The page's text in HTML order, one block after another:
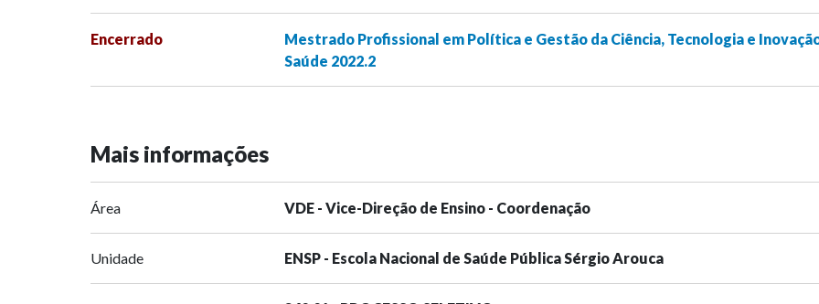
Encerrado
Mestrado Profissional em Política e Gestão da Ciência, Tecnologia e
Saúde 2022.2
Mais informações
Área VDE - Vice-Direção de Ensino - Coordenação
Unidade ENSP - Escola Nacional de Saúde Pública Sérgio Arouca